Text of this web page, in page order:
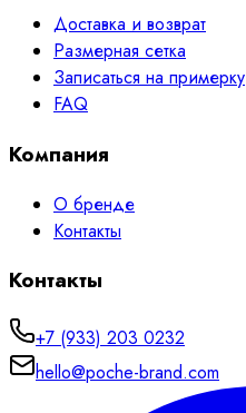
Доставка и возврат
Размерная сетка
Записаться на примерку
FAQ
Компания
О бренде
Контакты
Контакты
+7 (933) 203 0232
hello@poche-brand.com